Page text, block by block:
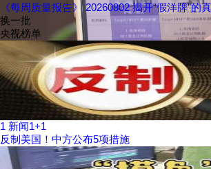
《每周质量报告》 20260802 揭开“假洋牌”的
换一批
央视榜单
1 新闻1+1
反制美国！中方公布5项措施